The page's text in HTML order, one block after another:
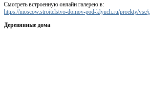
Смотреть встроенную онлайн галерею в:
https://moscow.stroitelstvo-domov-pod-klyuch.ru/proekty/
Деревянные дома